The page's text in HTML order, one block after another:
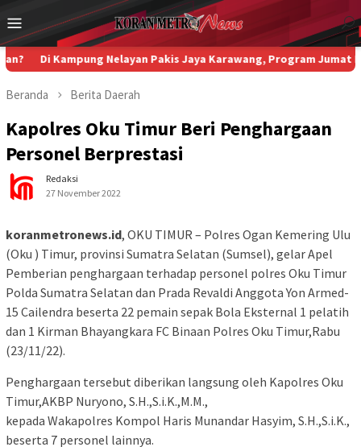
ke
konten
Menu
Mobile
Kampung Nelayan Pakis Jaya Karawang, Program Jumat Berkah
Beranda Berita Daerah
Kapolres Oku Timur Beri Penghargaan
Personel Berprestasi
Redaksi
27 November 2022
koranmetronews.id, OKU TIMUR – Polres Ogan Kemering Ulu
(Oku ) Timur, provinsi Sumatra Selatan (Sumsel), gelar Apel
Pemberian penghargaan terhadap personel polres Oku Timur
Polda Sumatra Selatan dan Prada Revaldi Anggota Yon Armed-
15 Cailendra beserta 22 pemain sepak Bola Eksternal 1 pelatih
dan 1 Kirman Bhayangkara FC Binaan Polres Oku Timur,Rabu
(23/11/22).
Penghargaan tersebut diberikan langsung oleh Kapolres Oku
Timur,AKBP Nuryono, S.H.,S.i.K.,M.M.,
kepada Wakapolres Kompol Haris Munandar Hasyim, S.H.,S.i.K.,
beserta 7 personel lainnya.